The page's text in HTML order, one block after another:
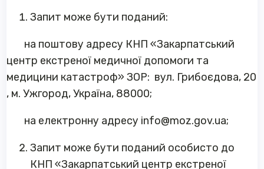
Запит може бути поданий:
на поштову адресу КНП «Закарпатський
центр екстреної медичної допомоги та
медицини катастроф» ЗОР: вул. Грибоєдова, 20
, м. Ужгород, Україна, 88000;
на електронну адресу info@moz.gov.ua;
Запит може бути поданий особисто до
КНП «Закарпатський центр екстреної